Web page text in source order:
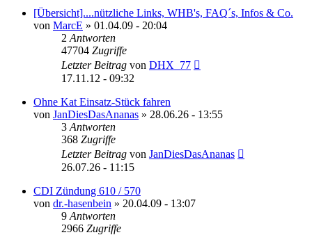
[Übersicht]....nützliche Links, WHB's, FAQ´s, Infos & Co.
von MarcE » 01.04.09 - 20:04
2 Antworten
47704 Zugriffe
Letzter Beitrag von DHX_77
17.11.12 - 09:32
Ohne Kat Einsatz-Stück fahren
von JanDiesDasAnanas » 28.06.26 - 13:55
3 Antworten
368 Zugriffe
Letzter Beitrag von JanDiesDasAnanas
26.07.26 - 11:15
CDI Zündung 610 / 570
von dr.-hasenbein » 20.04.09 - 13:07
9 Antworten
2966 Zugriffe